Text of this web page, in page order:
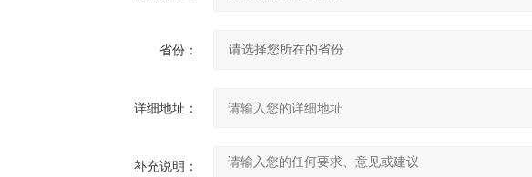
省份：
详细地址：
补充说明：